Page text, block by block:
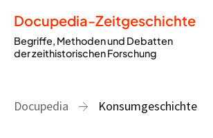
Docupedia-Zeitgeschichte
Begriffe, Methoden und Debatten
der zeithistorischen Forschung
Docupedia Konsumgeschichte